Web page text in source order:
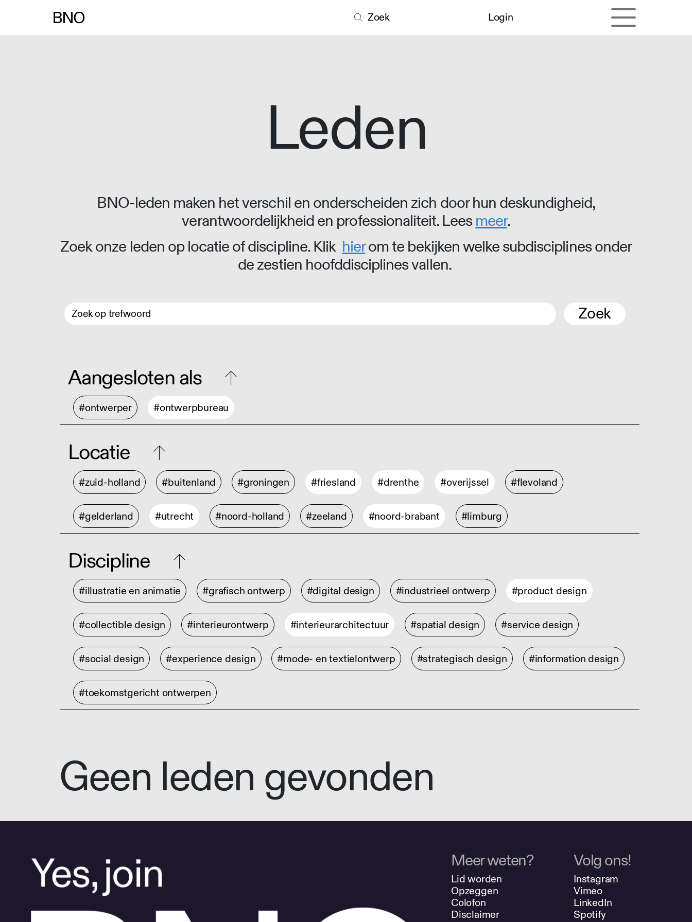
Zoek Login
Leden
BNO-leden maken het verschil en onderscheiden zich door hun deskundigheid,
verantwoordelijkheid en professionaliteit. Leesmeer.
Zoek onze leden op locatie of discipline. Klik hierom te bekijken welke subdisciplines onder
de zestien hoofddisciplines vallen.
Zoek
Aangesloten als
#ontwerper #ontwerpbureau
Locatie
#zuid-holland #buitenland #groningen #friesland #drenthe #overijssel #flevoland
#gelderland #utrecht #noord-holland #zeeland #noord-brabant #limburg
Discipline
#illustratie en animatie #grafisch ontwerp #digital design #industrieel ontwerp #product design
#collectible design #interieurontwerp #interieurarchitectuur #spatial design #service design
#social design #experience design #mode- en textielontwerp #strategisch design #information design
#toekomstgericht ontwerpen
Geen leden gevonden
Meer weten?
Lid worden
Opzeggen
Colofon
Disclaimer
Volg ons!
Instagram
Vimeo
LinkedIn
Spotify